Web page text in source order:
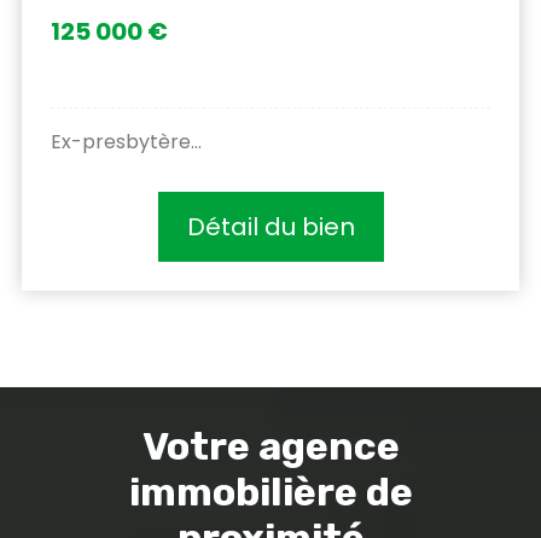
125 000 €
Ex-presbytère...
Détail du bien
Votre agence
immobilière de